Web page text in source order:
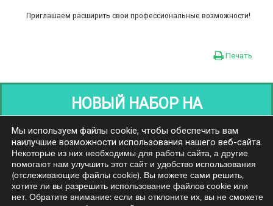
Приглашаем расширить свои профессиональные возможности!
Печать
Мы используем файлы cookie, чтобы обеспечить вам
наилучшие возможности использования нашего веб-сайта.
Некоторые из них необходимы для работы сайта, а другие
помогают нам улучшить этот сайт и удобство использования
(отслеживающие файлы cookie). Вы можете сами решить,
хотите ли вы разрешить использование файлов cookie или
нет. Обратите внимание: если вы отклоните их, вы не сможете
НОВЫЙ НАБОР НА
ПЕРЕПОДГОТОВКУ
НОВОСТИ
Email:
Приемная:
тел./факс: 41-15-23